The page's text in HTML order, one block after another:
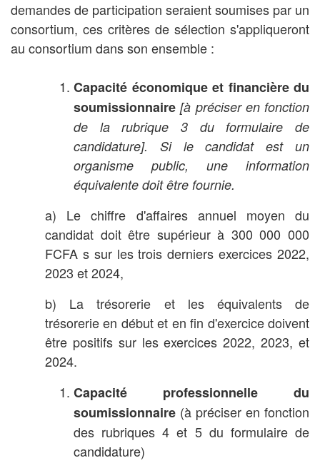
demandes de participation seraient soumises par un
consortium, ces critères de sélection s'appliqueront
au consortium dans son ensemble :
Capacité économique et financière du
soumissionnaire[à préciser en fonction
de la rubrique 3 du formulaire de
candidature]. Si le candidat est un
organisme public, une information
équivalente doit être fournie.
a) Le chiffre d'affaires annuel moyen du
candidat doit être supérieur à 300 000 000
FCFA s sur les trois derniers exercices 2022,
2023 et 2024,
b) La trésorerie et les équivalents de
trésorerie en début et en fin d'exercice doivent
être positifs sur les exercices 2022, 2023, et
2024.
Capacité professionnelle du
soumissionnaire (à préciser en fonction
des rubriques 4 et 5 du formulaire de
candidature)